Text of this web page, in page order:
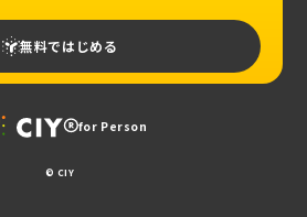
無料ではじめる
for Person
© CIY